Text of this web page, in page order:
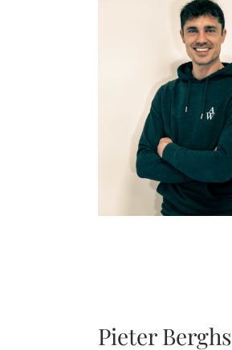
Pieter Berghs